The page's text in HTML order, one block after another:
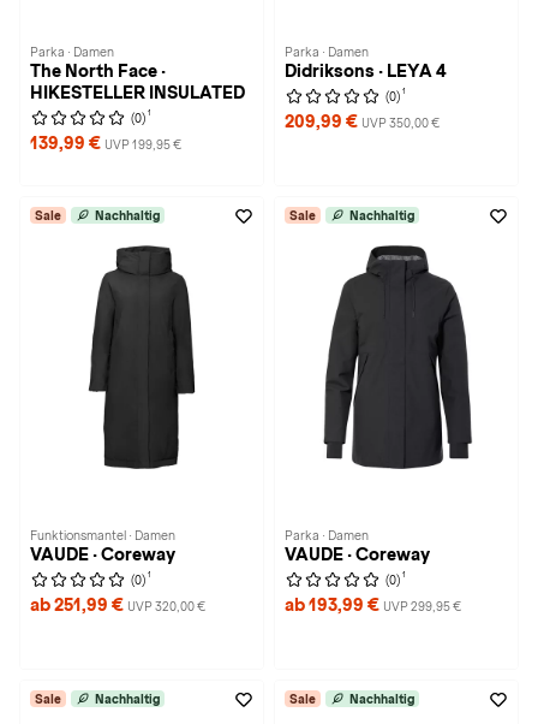
Parka · Damen
The North Face ·
HIKESTELLER INSULATED
(0) 1
139,99 € UVP 199,95 €
Parka · Damen
Didriksons · LEYA 4
(0) 1
209,99 € UVP 350,00 €
Sale Nachhaltig
Funktionsmantel · Damen
VAUDE · Coreway
(0) 1
ab 251,99 € UVP 320,00 €
Sale Nachhaltig
Parka · Damen
VAUDE · Coreway
(0) 1
ab 193,99 € UVP 299,95 €
Sale Nachhaltig Sale Nachhaltig